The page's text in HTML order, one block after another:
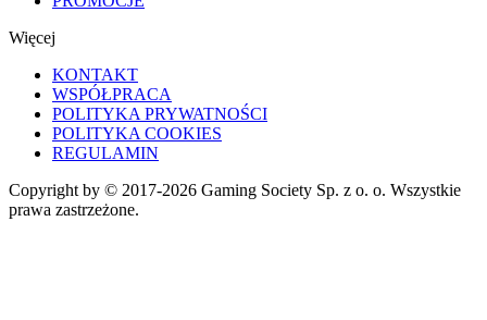
Więcej
KONTAKT
WSPÓŁPRACA
POLITYKA PRYWATNOŚCI
POLITYKA COOKIES
REGULAMIN
Copyright by © 2017-2026 Gaming Society Sp. z o. o. Wszystkie
prawa zastrzeżone.